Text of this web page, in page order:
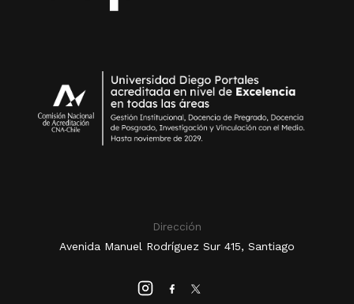
Dirección
Avenida Manuel Rodríguez Sur 415, Santiago